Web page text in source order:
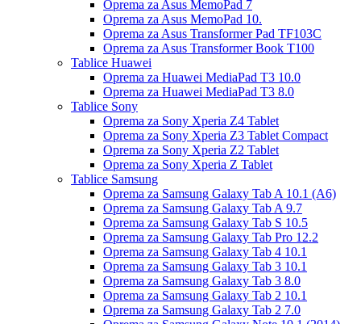
Oprema za Asus MemoPad 7
Oprema za Asus MemoPad 10.
Oprema za Asus Transformer Pad TF103C
Oprema za Asus Transformer Book T100
Tablice Huawei
Oprema za Huawei MediaPad T3 10.0
Oprema za Huawei MediaPad T3 8.0
Tablice Sony
Oprema za Sony Xperia Z4 Tablet
Oprema za Sony Xperia Z3 Tablet Compact
Oprema za Sony Xperia Z2 Tablet
Oprema za Sony Xperia Z Tablet
Tablice Samsung
Oprema za Samsung Galaxy Tab A 10.1 (A6)
Oprema za Samsung Galaxy Tab A 9.7
Oprema za Samsung Galaxy Tab S 10.5
Oprema za Samsung Galaxy Tab Pro 12.2
Oprema za Samsung Galaxy Tab 4 10.1
Oprema za Samsung Galaxy Tab 3 10.1
Oprema za Samsung Galaxy Tab 3 8.0
Oprema za Samsung Galaxy Tab 2 10.1
Oprema za Samsung Galaxy Tab 2 7.0